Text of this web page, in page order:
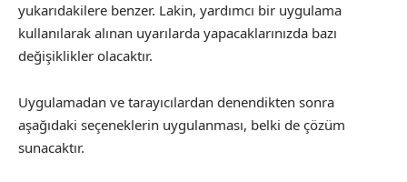
yukarıdakilere benzer. Lakin, yardımcı bir uygulama
kullanılarak alınan uyarılarda yapacaklarınızda bazı
değişiklikler olacaktır.
Uygulamadan ve tarayıcılardan denendikten sonra
aşağıdaki seçeneklerin uygulanması, belki de çözüm
sunacaktır.